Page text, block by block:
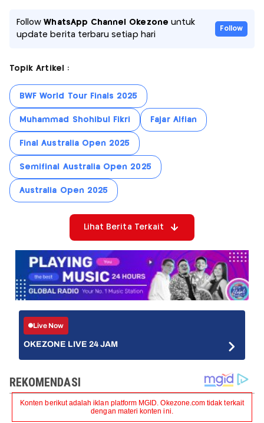
FollowWhatsApp Channel Okezone untuk
update berita terbaru setiap hari
Follow
Topik Artikel :
BWF World Tour Finals 2025
Muhammad Shohibul Fikri Fajar Alfian
Final Australia Open 2025
Semifinal Australia Open 2025
Australia Open 2025
Lihat Berita Terkait
Live Now
OKEZONE LIVE 24 JAM